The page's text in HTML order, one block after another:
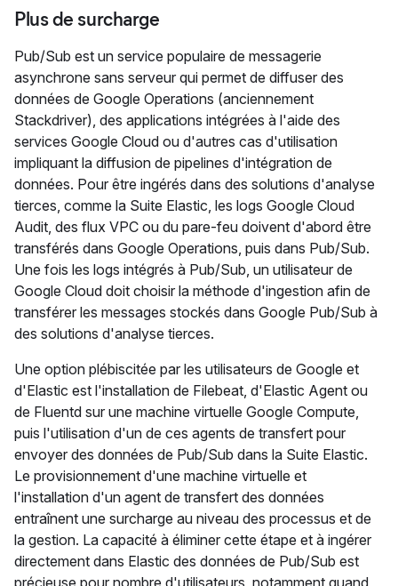
Plus de surcharge
Pub/Sub est un service populaire de messagerie
asynchrone sans serveur qui permet de diffuser des
données de Google Operations (anciennement
Stackdriver), des applications intégrées à l'aide des
services Google Cloud ou d'autres cas d'utilisation
impliquant la diffusion de pipelines d'intégration de
données. Pour être ingérés dans des solutions d'analyse
tierces, comme la Suite Elastic, les logs Google Cloud
Audit, des flux VPC ou du pare-feu doivent d'abord être
transférés dans Google Operations, puis dans Pub/Sub.
Une fois les logs intégrés à Pub/Sub, un utilisateur de
Google Cloud doit choisir la méthode d'ingestion afin de
transférer les messages stockés dans Google Pub/Sub à
des solutions d'analyse tierces.
Une option plébiscitée par les utilisateurs de Google et
d'Elastic est l'installation de Filebeat, d'Elastic Agent ou
de Fluentd sur une machine virtuelle Google Compute,
puis l'utilisation d'un de ces agents de transfert pour
envoyer des données de Pub/Sub dans la Suite Elastic.
Le provisionnement d'une machine virtuelle et
l'installation d'un agent de transfert des données
entraînent une surcharge au niveau des processus et de
la gestion. La capacité à éliminer cette étape et à ingérer
directement dans Elastic des données de Pub/Sub est
précieuse pour nombre d'utilisateurs, notamment quand